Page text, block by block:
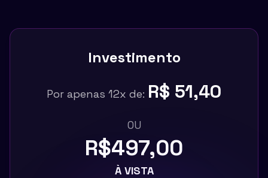
Investimento
Por apenas 12x de: R$ 51,40
OU
R$497,00
À VISTA